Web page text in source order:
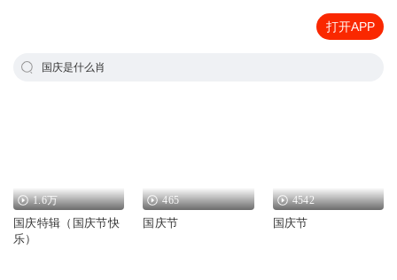
打开APP
国庆是什么肖
1.6万
国庆特辑（国庆节快
乐）
465
国庆节
4542
国庆节